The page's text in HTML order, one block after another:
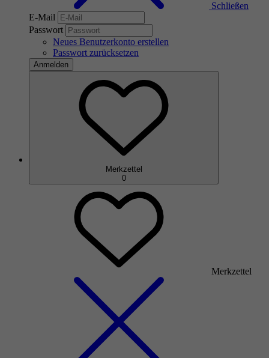
Schließen
E-Mail
Passwort
Neues Benutzerkonto erstellen
Passwort zurücksetzen
Anmelden
Merkzettel
0
Merkzettel